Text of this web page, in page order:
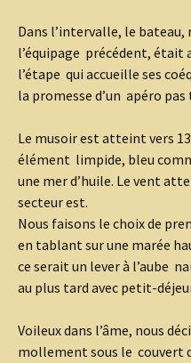
Dans l’intervalle, le
l’équipage précédent, était
l’étape qui accueille ses
la promesse d’un apéro
Le musoir est atteint vers
élément limpide, bleu
une mer d’huile. Le vent
secteur est.
Nous faisons le choix de
en tablant sur une marée
ce serait un lever à l’aube
au plus tard avec petit-
Voileux dans l’âme, nous
mollement sous le couvert